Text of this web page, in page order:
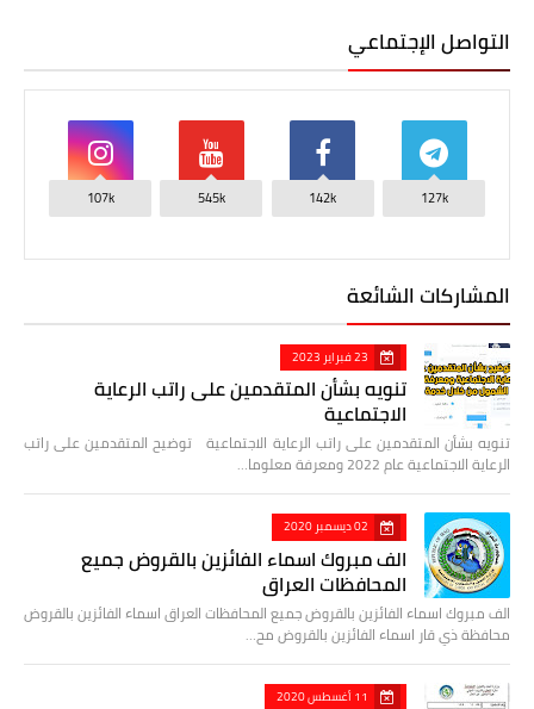
التواصل الإجتماعي
127k
142k
545k
107k
المشاركات الشائعة
23 فبراير 2023
تنويه بشأن المتقدمين على راتب الرعاية
الاجتماعية
تنويه بشأن المتقدمين على راتب الرعاية الاجتماعية توضيح المتقدمين على راتب
الرعاية الاجتماعية عام 2022 ومعرفة معلوما…
02 ديسمبر 2020
الف مبروك اسماء الفائزين بالقروض جميع
المحافظات العراق
الف مبروك اسماء الفائزين بالقروض جميع المحافظات العراق اسماء الفائزين بالقروض
محافظة ذي قار اسماء الفائزين بالقروض مح…
11 أغسطس 2020